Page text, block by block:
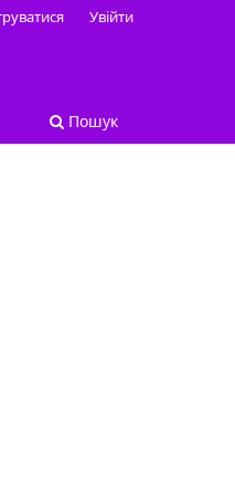
Пошук
Увійти